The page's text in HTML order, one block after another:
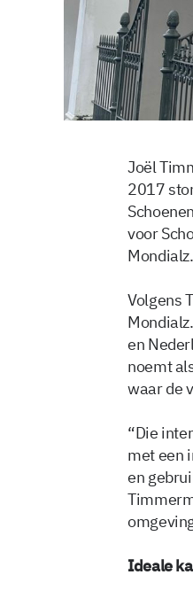
Joël
2017
voor
Mondialz.
Volgens
en
noemt
waar de
“Die
met een
en
Ideale